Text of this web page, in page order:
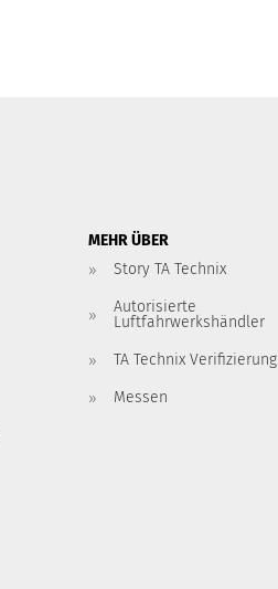
MEHR ÜBER
Story TA Technix
Autorisierte
Luftfahrwerkshändler
TA Technix Verifizierung
Messen